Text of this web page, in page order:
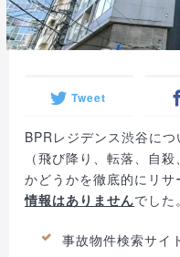
Tweet
BPRレジデンス渋谷に
（飛び降り、転落、自
かどうかを徹底的にリ
情報はありませんでした。
事故物件検索サイ